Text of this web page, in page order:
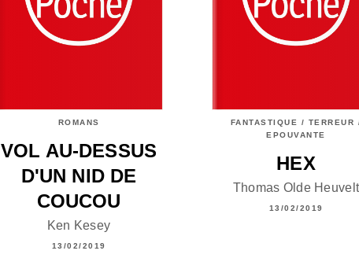
ROMANS
VOL AU-DESSUS
D'UN NID DE
COUCOU
Ken Kesey
13/02/2019
FANTASTIQUE / TERREUR
EPOUVANTE
HEX
Thomas Olde Heuvelt
13/02/2019